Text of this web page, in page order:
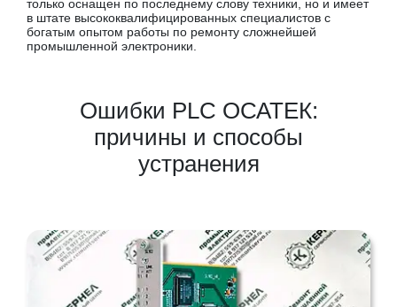
только оснащен по последнему слову техники, но и имеет
в штате высококвалифицированных специалистов с
богатым опытом работы по ремонту сложнейшей
промышленной электроники.
Ошибки PLC ОСАТЕК:
причины и способы
устранения